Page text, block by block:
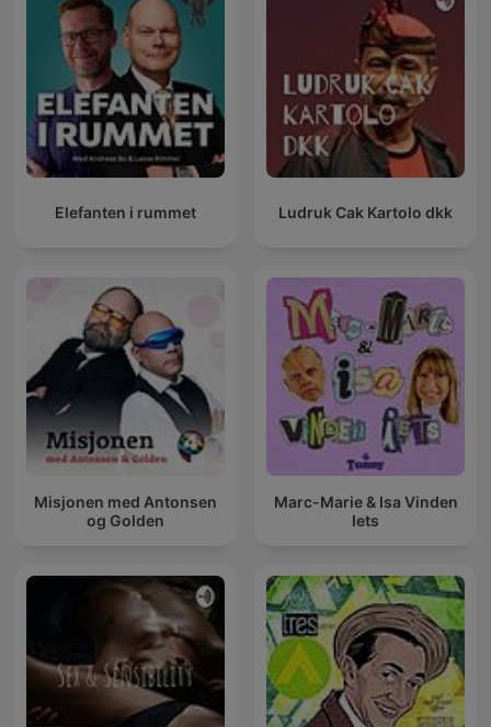
Elefanten i rummet Ludruk Cak Kartolo dkk
Misjonen med Antonsen
og Golden
Marc-Marie & Isa Vinden
Iets